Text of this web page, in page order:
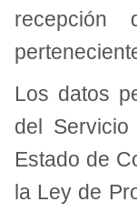
Los datos
del
Estado de
la Ley de